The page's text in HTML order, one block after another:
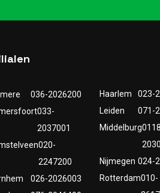
036-2026200
033-
2037001
020-
2247200
026-2026003
Haarlem
023-
Leiden
071-
Middelburg
Nijmegen 024-
Rotterdam010-